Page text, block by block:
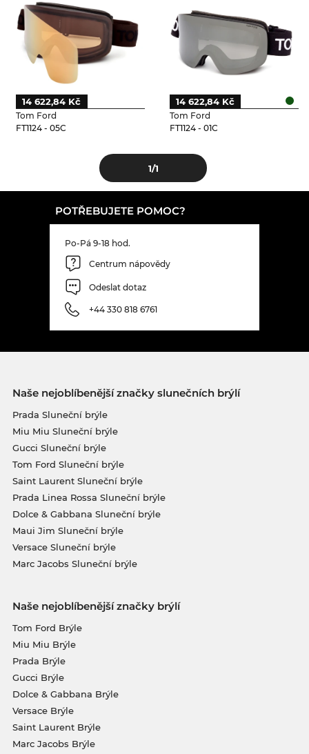
Tom Ford
FT1124 - 05C
14 622,84 Kč
Tom Ford
FT1124 - 01C
14 622,84 Kč
1/1
POTŘEBUJETE POMOC?
Po-Pá 9-18 hod.
Centrum nápovědy
Odeslat dotaz
+44 330 818 6761
Naše nejoblíbenější značky slunečních brýlí
Prada Sluneční brýle
Miu Miu Sluneční brýle
Gucci Sluneční brýle
Tom Ford Sluneční brýle
Saint Laurent Sluneční brýle
Prada Linea Rossa Sluneční brýle
Dolce & Gabbana Sluneční brýle
Maui Jim Sluneční brýle
Versace Sluneční brýle
Marc Jacobs Sluneční brýle
Naše nejoblíbenější značky brýlí
Tom Ford Brýle
Miu Miu Brýle
Prada Brýle
Gucci Brýle
Dolce & Gabbana Brýle
Versace Brýle
Saint Laurent Brýle
Marc Jacobs Brýle